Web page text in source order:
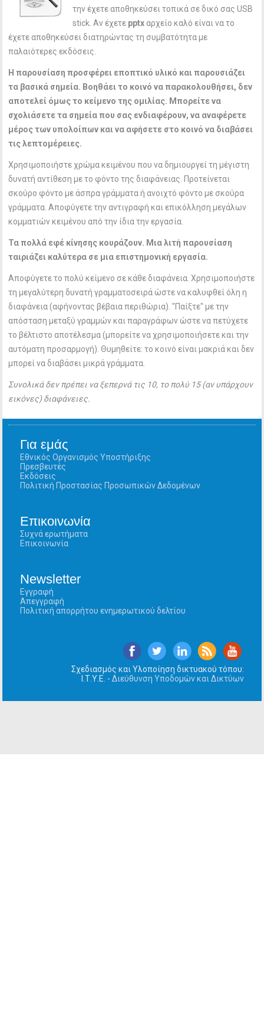
την έχετε αποθηκεύσει τοπικά σε δικό σας USB
stick. Αν έχετε pptxαρχείο καλό είναι να το
έχετε αποθηκεύσει διατηρώντας τη συμβατότητα με
παλαιότερες εκδόσεις.
Η παρουσίαση προσφέρει εποπτικό υλικό και παρουσιάζει
τα βασικά σημεία. Βοηθάει το κοινό να παρακολουθήσει, δεν
αποτελεί όμως το κείμενο της ομιλίας. Μπορείτε να
σχολιάσετε τα σημεία που σας ενδιαφέρουν, να αναφέρετε
μέρος των υπολοίπων και να αφήσετε στο κοινό να διαβάσει
τις λεπτομέρειες.
Χρησιμοποιήστε χρώμα κειμένου που να δημιουργεί τη μέγιστη
δυνατή αντίθεση με το φόντο της διαφάνειας. Προτείνεται
σκούρο φόντο με άσπρα γράμματα ή ανοιχτό φόντο με σκούρα
γράμματα. Αποφύγετε την αντιγραφή και επικόλληση μεγάλων
κομματιών κειμένου από την ίδια την εργασία.
Τα πολλά εφέ κίνησης κουράζουν. Μια λιτή παρουσίαση
ταιριάζει καλύτερα σε μια επιστημονική εργασία.
Αποφύγετε το πολύ κείμενο σε κάθε διαφάνεια. Χρησιμοποιήστε
τη μεγαλύτερη δυνατή γραμματοσειρά ώστε να καλυφθεί όλη η
διαφάνεια (αφήνοντας βέβαια περιθώρια). "Παίξτε" με την
απόσταση μεταξύ γραμμών και παραγράφων ώστε να πετύχετε
το βέλτιστο αποτέλεσμα (μπορείτε να χρησιμοποιήσετε και την
αυτόματη προσαρμογή). Θυμηθείτε: το κοινό είναι μακριά και δεν
μπορεί να διαβάσει μικρά γράμματα.
Συνολικά δεν πρέπει να ξεπερνά τις 10, το πολύ 15 (αν υπάρχουν
εικόνες) διαφάνειες.
Για εμάς
Εθνικός Οργανισμός Υποστήριξης
Πρεσβευτές
Εκδόσεις
Πολιτική Προστασίας Προσωπικών Δεδομένων
Επικοινωνία
Συχνά ερωτήματα
Επικοινωνία
Newsletter
Εγγραφή
Απεγγραφή
Πολιτική απορρήτου ενημερωτικού δελτίου
Σχεδιασμός και Υλοποίηση δικτυακού τόπου:
Ι.Τ.Υ.Ε. - Διεύθυνση Υποδομών και Δικτύων